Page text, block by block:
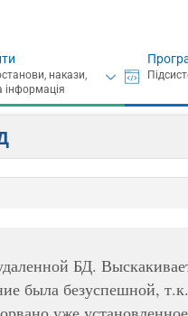
БД.
была безуспешной,